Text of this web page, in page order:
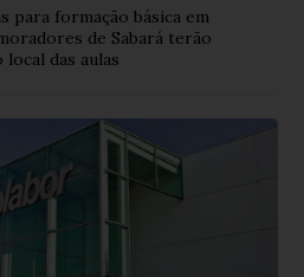
para formação básica em
de Sabará terão
das aulas